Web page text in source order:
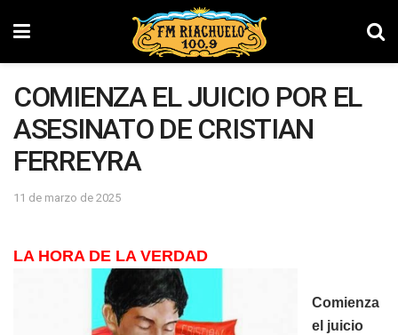
COMIENZA EL JUICIO POR EL
ASESINATO DE CRISTIAN
FERREYRA
11 de marzo de 2025
LA HORA DE LA VERDAD
Comienza
el juicio